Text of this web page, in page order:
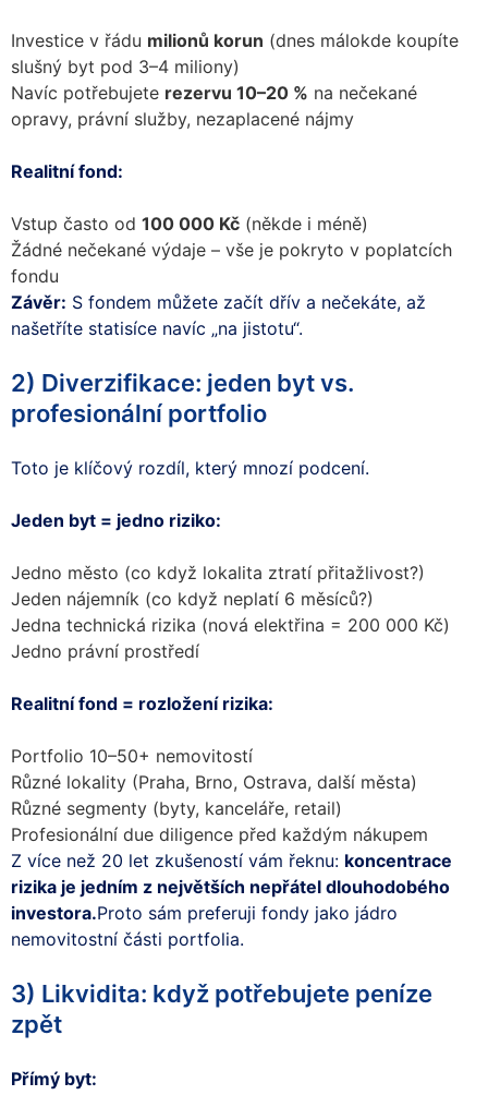
Investice v řádu milionů korun (dnes málokde koupíte
slušný byt pod 3–4 miliony)
Navíc potřebujete rezervu 10–20 % na nečekané
opravy, právní služby, nezaplacené nájmy
Realitní fond:
Vstup často od 100 000 Kč (někde i méně)
Žádné nečekané výdaje – vše je pokryto v poplatcích
fondu
Závěr: S fondem můžete začít dřív a nečekáte, až
našetříte statisíce navíc „na jistotu“.
2) Diverzifikace: jeden byt vs.
profesionální portfolio
Toto je klíčový rozdíl, který mnozí podcení.
Jeden byt = jedno riziko:
Jedno město (co když lokalita ztratí přitažlivost?)
Jeden nájemník (co když neplatí 6 měsíců?)
Jedna technická rizika (nová elektřina = 200 000 Kč)
Jedno právní prostředí
Realitní fond = rozložení rizika:
Portfolio 10–50+ nemovitostí
Různé lokality (Praha, Brno, Ostrava, další města)
Různé segmenty (byty, kanceláře, retail)
Profesionální due diligence před každým nákupem
Z více než 20 let zkušeností vám řeknu: koncentrace
rizika je jedním z největších nepřátel dlouhodobého
investora.Proto sám preferuji fondy jako jádro
nemovitostní části portfolia.
3) Likvidita: když potřebujete peníze
zpět
Přímý byt: